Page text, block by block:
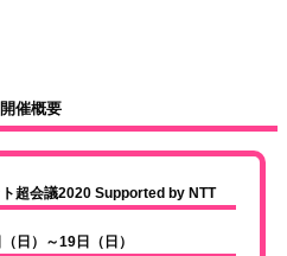
催概要
超会議2020 Supported by NTT
日）～19日（日）